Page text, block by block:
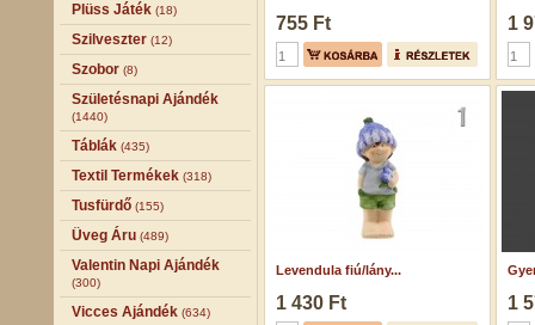
Plüss Játék (18)
Szilveszter (12)
Szobor (8)
Születésnapi Ajándék
(1440)
Táblák (435)
Textil Termékek (318)
Tusfürdő (155)
Üveg Áru (489)
Valentin Napi Ajándék
(300)
Vicces Ajándék (634)
755 Ft 1
Levendula fiú/lány...
1 430 Ft 1